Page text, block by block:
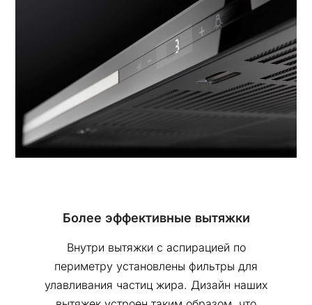
Более эффективные вытяжки
Внутри вытяжки с аспирацией по
периметру установлены фильтры для
улавливания частиц жира. Дизайн наших